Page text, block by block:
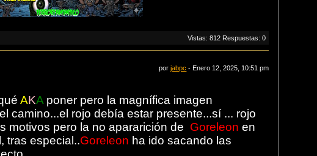
Vistas: 812 Respuestas: 0
porjabpc - Enero 12, 2025, 10:51 pm
AKAponer pero la magnífica imagen
camino...el rojo debía estar presente...sí ... rojo
motivos pero la no apararición de Goreleon en
tras especial..Goreleon ha ido sacando las